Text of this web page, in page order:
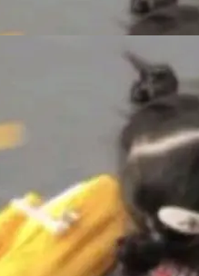
。这些后
TENT。
T
、非零拷贝
底层基
腾讯网平将
性能通信组
中实现了一
Engine），
研发场景的
卓越的技术
有化部署，
来越多企业已
用公有云模
。但随着 AI
队级、组织
智能
2025年人工
人工智能在
行业赋能、
向。深信服
代的结